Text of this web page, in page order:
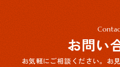
お問い
お気軽にご相談ください。お